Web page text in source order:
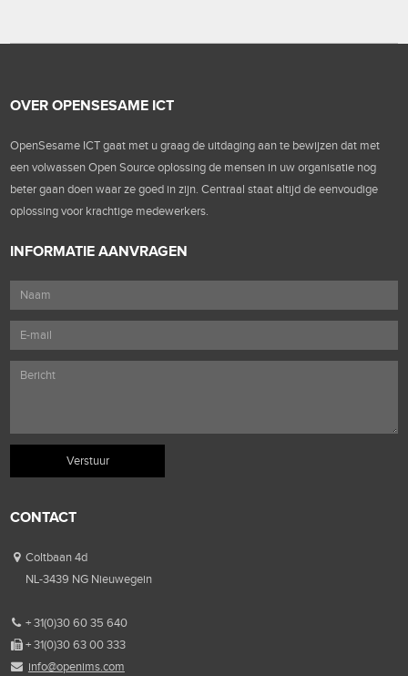
OVER OPENSESAME ICT
OpenSesame ICT gaat met u graag de uitdaging aan te bewijzen dat met
een volwassen Open Source oplossing de mensen in uw organisatie nog
beter gaan doen waar ze goed in zijn. Centraal staat altijd de eenvoudige
oplossing voor krachtige medewerkers.
INFORMATIE AANVRAGEN
CONTACT
Coltbaan 4d
NL-3439 NG Nieuwegein
+ 31(0)30 60 35 640
+ 31(0)30 63 00 333
info@openims.com